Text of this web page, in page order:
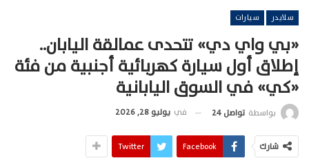
سلايدر سيارات
«بي واي دي» تتحدى عمالقة اليابان..
إطلاق أول سيارة كهربائية أجنبية من فئة
«كي» في السوق اليابانية
بواسطة تواصل 24 في يوليو 28, 2026
شارك Facebook
Twitter